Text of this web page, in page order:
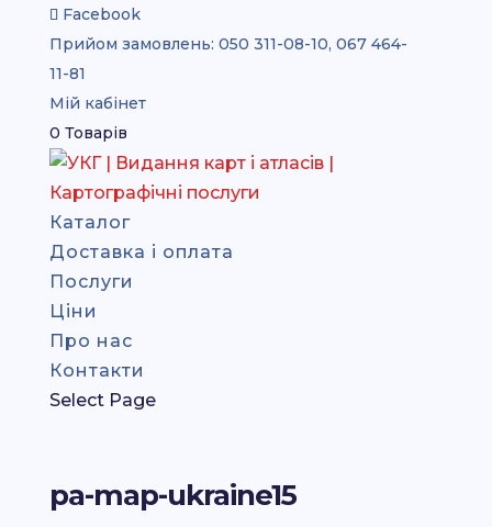
Facebook
Прийом замовлень: 050 311-08-10, 067 464-
11-81
Мій кабінет
0 Товарів
Каталог
Доставка і оплата
Послуги
Ціни
Про нас
Контакти
Select Page
pa-map-ukraine15